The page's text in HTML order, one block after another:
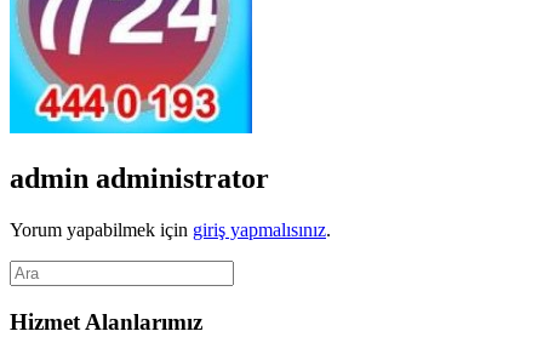
admin administrator
Yorum yapabilmek için giriş yapmalısınız.
Hizmet Alanlarımız